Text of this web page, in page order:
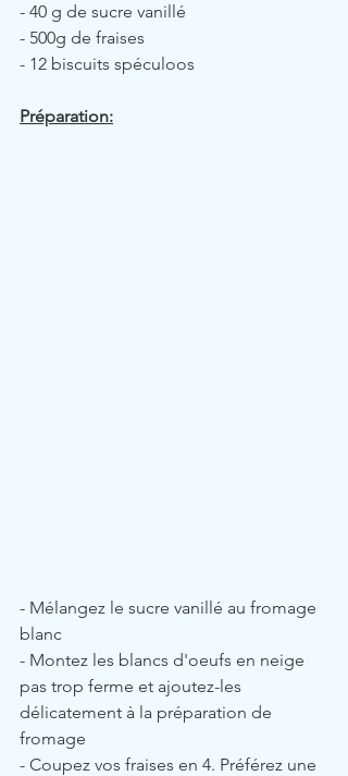
- 40 g de sucre vanillé
- 500g de fraises
- 12 biscuits spéculoos
Préparation:
- Mélangez le sucre vanillé au fromage
blanc
- Montez les blancs d'oeufs en neige
pas trop ferme et ajoutez-les
délicatement à la préparation de
fromage
- Coupez vos fraises en 4. Préférez une